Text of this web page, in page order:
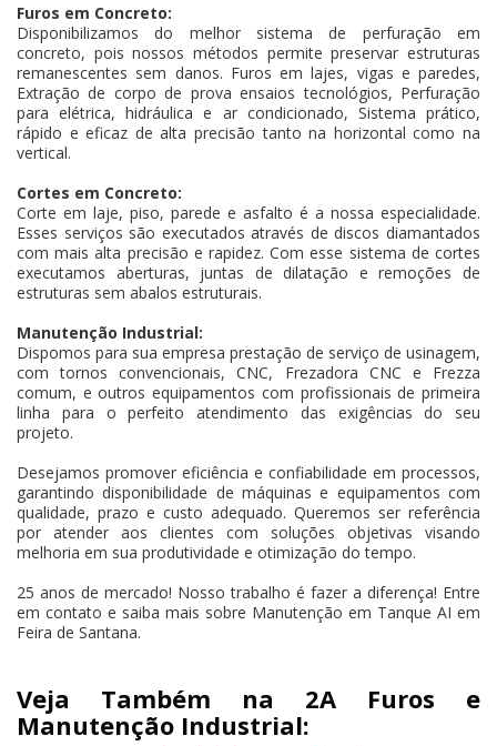
Furos em Concreto:
Disponibilizamos do melhor sistema de perfuração em
concreto, pois nossos métodos permite preservar estruturas
remanescentes sem danos. Furos em lajes, vigas e paredes,
Extração de corpo de prova ensaios tecnológios, Perfuração
para elétrica, hidráulica e ar condicionado, Sistema prático,
rápido e eficaz de alta precisão tanto na horizontal como na
vertical.
Cortes em Concreto:
Corte em laje, piso, parede e asfalto é a nossa especialidade.
Esses serviços são executados através de discos diamantados
com mais alta precisão e rapidez. Com esse sistema de cortes
executamos aberturas, juntas de dilatação e remoções de
estruturas sem abalos estruturais.
Manutenção Industrial:
Dispomos para sua empresa prestação de serviço de usinagem,
com tornos convencionais, CNC, Frezadora CNC e Frezza
comum, e outros equipamentos com profissionais de primeira
linha para o perfeito atendimento das exigências do seu
projeto.
Desejamos promover eficiência e confiabilidade em processos,
garantindo disponibilidade de máquinas e equipamentos com
qualidade, prazo e custo adequado. Queremos ser referência
por atender aos clientes com soluções objetivas visando
melhoria em sua produtividade e otimização do tempo.
25 anos de mercado! Nosso trabalho é fazer a diferença! Entre
em contato e saiba mais sobre Manutenção em Tanque AI em
Feira de Santana.
Veja Também na 2A Furos e
Manutenção Industrial: